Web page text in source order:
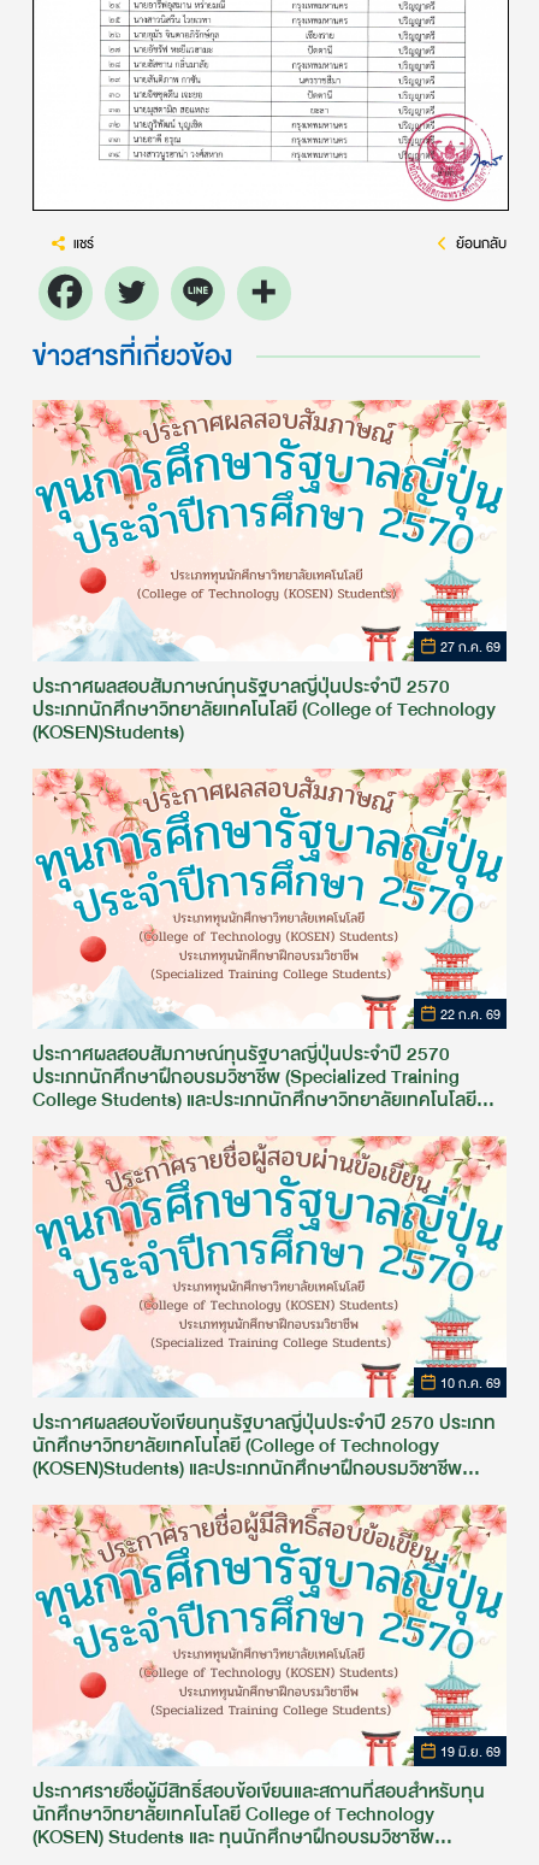
ย้อนกลับ
แชร์
ข่าวสารที่เกี่ยวข้อง
27 ก.ค. 69
ประกาศผลสอบสัมภาษณ์ทุนรัฐบาลญี่ปุ่นประจำปี 2570
ประเภทนักศึกษาวิทยาลัยเทคโนโลยี (College of Technology
(KOSEN)Students)
22 ก.ค. 69
ประกาศผลสอบสัมภาษณ์ทุนรัฐบาลญี่ปุ่นประจำปี 2570
ประเภทนักศึกษาฝึกอบรมวิชาชีพ (Specialized Training
College Students) และประเภทนักศึกษาวิทยาลัยเทคโนโลยี
10 ก.ค. 69
ประกาศผลสอบข้อเขียนทุนรัฐบาลญี่ปุ่นประจำปี 2570 ประเภท
นักศึกษาวิทยาลัยเทคโนโลยี (College of Technology
(KOSEN)Students) และประเภทนักศึกษาฝึกอบรมวิชาชีพ
19 มิ.ย. 69
ประกาศรายชื่อผู้มีสิทธิ์สอบข้อเขียนและสถานที่สอบสำหรับทุน
นักศึกษาวิทยาลัยเทคโนโลยี College of Technology
(KOSEN) Students และ ทุนนักศึกษาฝึกอบรมวิชาชีพ